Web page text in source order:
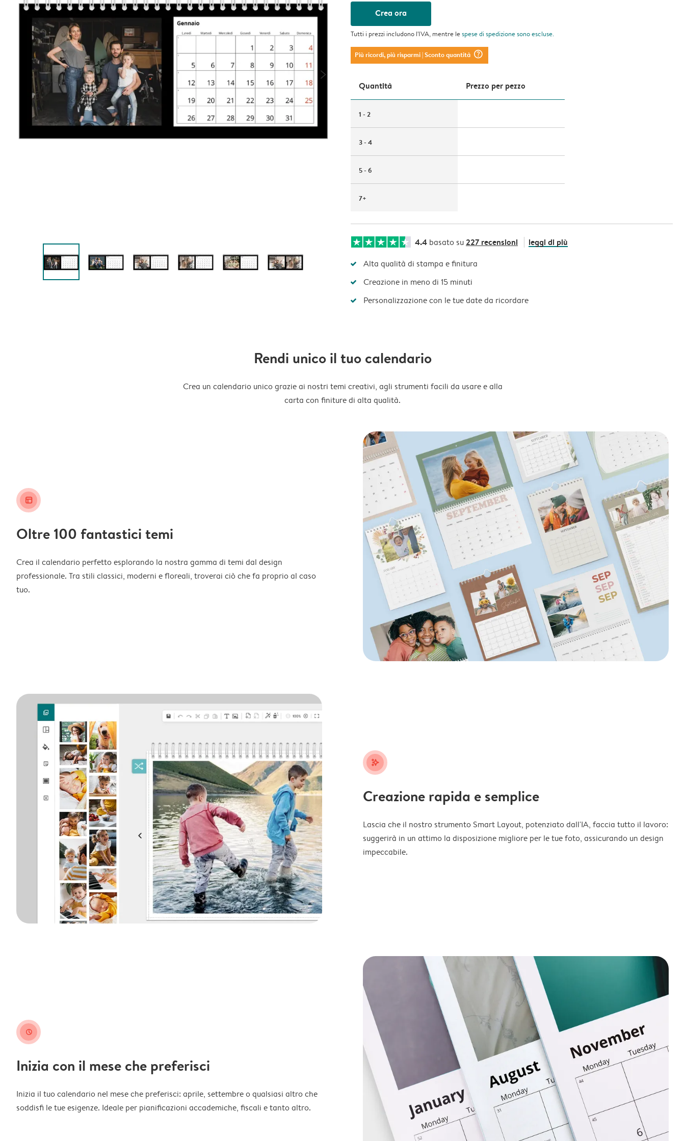
Crea ora
Tutti i prezzi includono l'IVA, mentre lespese di spedizionesono escluse.
Più ricordi, più risparmi| Sconto quantità question_mark_circle
Quantità Prezzo per pezzo
1 - 2
3 - 4
5 - 6
7+
4.4 basato su227 recensioni leggi di più
Alta qualità di stampa e finitura
Creazione in meno di 15 minuti
Personalizzazione con le tue date da ricordare
Rendi unico il tuo calendario
Crea un calendario unico grazie ai nostri temi creativi, agli strumenti facili da usare e alla
carta con finiture di alta qualità.
layout_alt
Oltre 100 fantastici temi
Crea il calendario perfetto esplorando la nostra gamma di temi dal design
professionale. Tra stili classici, moderni e floreali, troverai ciò che fa proprio al caso
tuo.
stars_plus
Creazione rapida e semplice
Lascia che il nostro strumento Smart Layout, potenziato dall'IA, faccia tutto il lavoro:
suggerirà in un attimo la disposizione migliore per le tue foto, assicurando un design
impeccabile.
clock
Inizia con il mese che preferisci
Inizia il tuo calendario nel mese che preferisci: aprile, settembre o qualsiasi altro che
soddisfi le tue esigenze. Ideale per pianificazioni accademiche, fiscali e tanto altro.